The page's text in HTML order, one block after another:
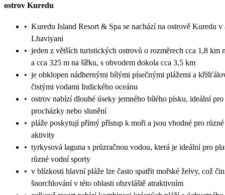
ostrov Kuredu
• Kuredu Island Resort & Spa se nachází na ostrově Kuredu v
Lhaviyani
• jeden z větších turistických ostrovů o rozměrech cca 1,8 km
a cca 325 m na šířku, s obvodem dokola cca 3,5 km
• je obklopen nádhernými bílými písečnými plážemi a
čistými vodami Indického oceánu
• ostrov nabízí dlouhé úseky jemného bílého písku, ideální
procházky nebo slunění
• pláže poskytují přímý přístup k moři a jsou vhodné pro
aktivity
• tyrkysová laguna s průzračnou vodou, která je ideální pro
různé vodní sporty
• v blízkosti hlavní pláže lze často spatřit mořské želvy, což
šnorchlování v této oblasti obzvláště atraktivním